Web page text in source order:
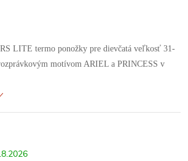
LITE termo ponožky pre dievčatá veľkosť 31-
motívom ARIEL a PRINCESS v